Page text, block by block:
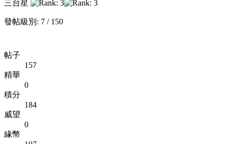
三台星
發帖級別: 7 / 150
帖子
157
精華
0
積分
184
威望
0
緣幣